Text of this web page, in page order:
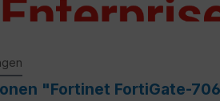
"Fortinet FortiGate-